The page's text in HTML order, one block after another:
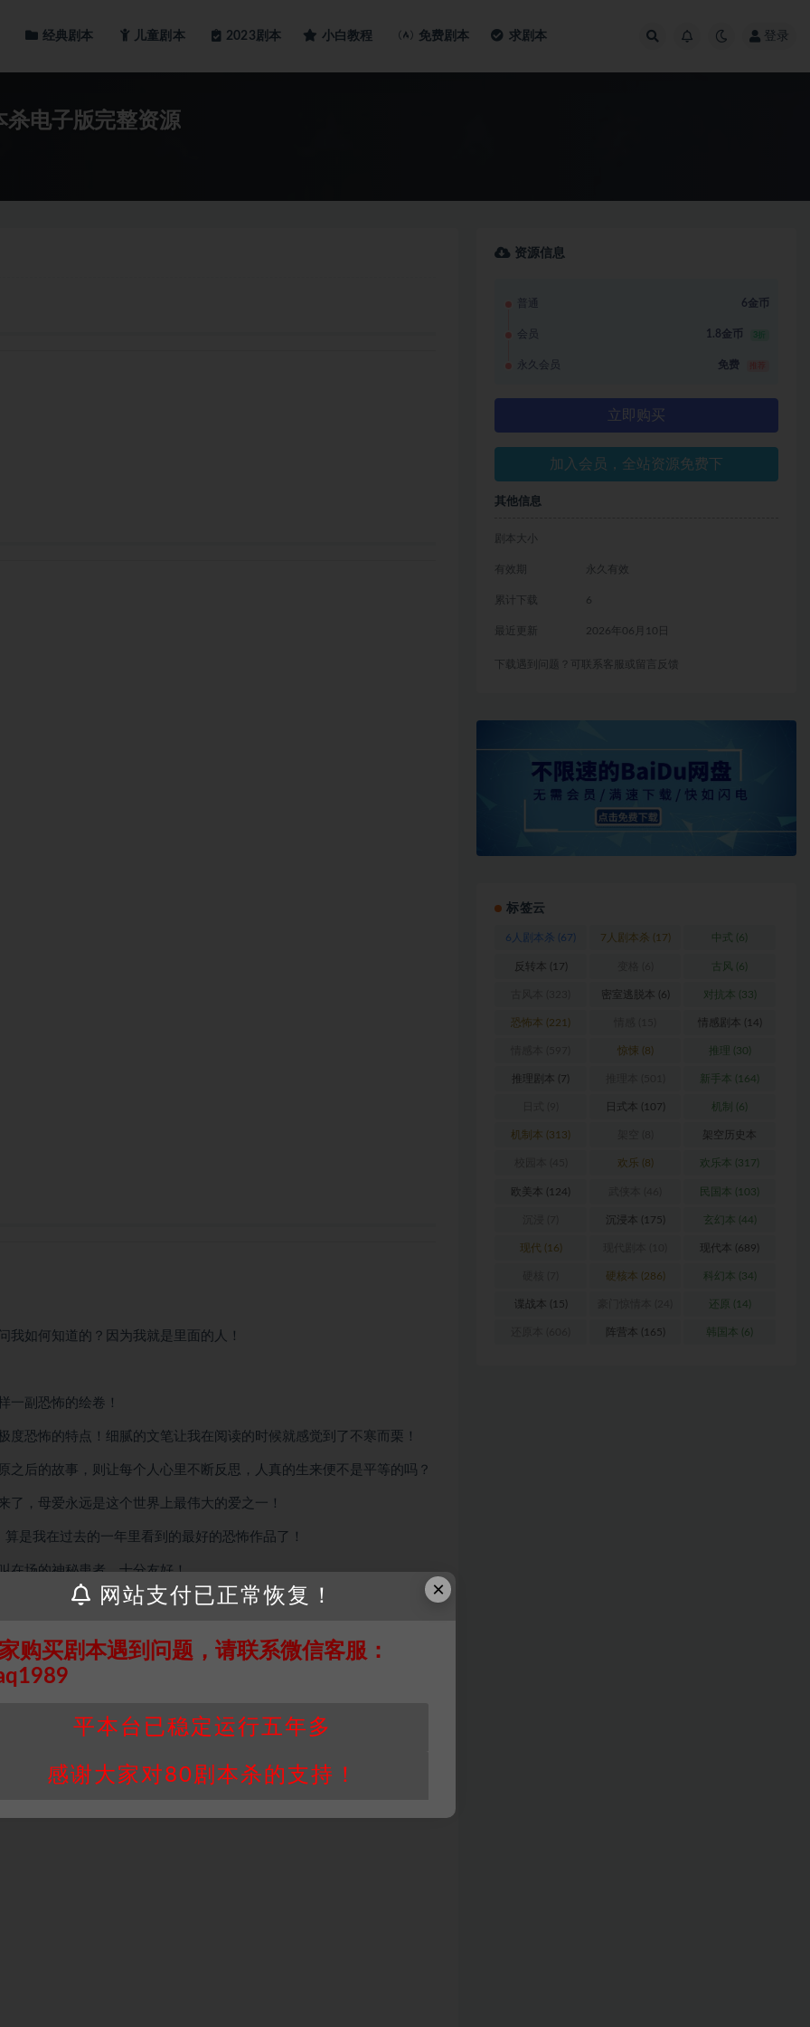
经典剧本 儿童剧本 2023剧本 小白教程 免费剧本 求剧本 登录
杀电子版完整资源
如何知道的？因为我就是里面的人！
一副恐怖的绘卷！
恐怖的特点！细腻的文笔让我在阅读的时候就感觉到了不寒而栗！
后的故事，则让每个人心里不断反思，人真的生来便不是平等的吗？
，母爱永远是这个世界上最伟大的爱之一！
是我在过去的一年里看到的最好的恐怖作品了！
在场的神秘患者，十分友好！
资源信息
普通 6金币
会员 1.8金币 3折
永久会员 免费
立即购买
加入会员，全站资源免费下
其他信息
剧本大小
有效期 永久有效
累计下载 6
最近更新 2026年06月10日
下载遇到问题？可联系客服或留言反馈
标签云
6人剧本杀 (67) 7人剧本杀 (17) 中式 (6)
反转本 (17) 古风 (6)
密室逃脱本 (6) 对抗本 (33)
恐怖本 (221) 情感剧本 (14)
惊悚 (8) 推理 (30)
推理剧本 (7) 新手本 (164)
日式本 (107) 机制 (6)
机制本 (313) 架空历史本
(102)
欢乐 (8) 欢乐本 (317)
欧美本 (124) 民国本 (103)
沉浸本 (175) 玄幻本 (44)
现代 (16) 现代本 (689)
硬核本 (286) 科幻本 (34)
谍战本 (15) 还原 (14)
阵营本 (165) 韩国本 (6)
×
网站支付已正常恢复！
购买剧本遇到问题，请联系微信客服：
平本台已稳定运行五年多
感谢大家对80剧本杀的支持！